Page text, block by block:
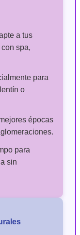
a tus
spa,
para
o
épocas
para
sin